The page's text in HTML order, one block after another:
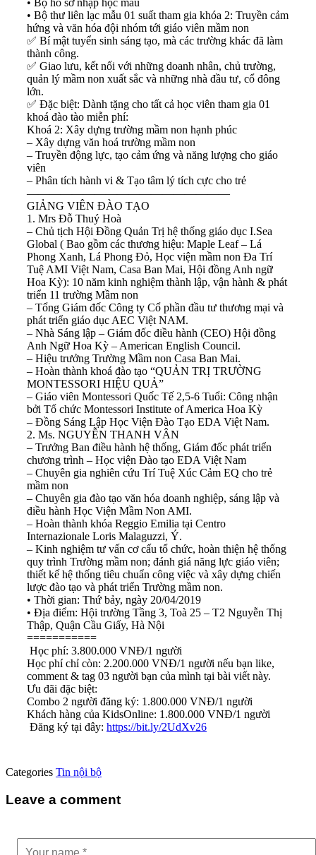
• Bộ thư liên lạc mẫu 01 suất tham gia khóa 2: Truyền cảm
hứng và văn hóa đội nhóm tới giáo viên mầm non
✅ Bí mật tuyển sinh sáng tạo, mà các trường khác đã làm
thành công.
✅ Giao lưu, kết nối với những doanh nhân, chủ trường,
quản lý mầm non xuất sắc và những nhà đầu tư, cổ đông
lớn.
✅ Đặc biệt: Dành tặng cho tất cả học viên tham gia 01
khoá đào tào miễn phí:
Khoá 2: Xây dựng trường mầm non hạnh phúc
– Xây dựng văn hoá trường mầm non
– Truyền động lực, tạo cảm ứng và năng lượng cho giáo
viên
– Phân tích hành vi & Tạo tâm lý tích cực cho trẻ
——————————————————
GIẢNG VIÊN ĐÀO TẠO
1. Mrs Đỗ Thuý Hoà
– Chủ tịch Hội Đồng Quản Trị hệ thống giáo dục I.Sea
Global ( Bao gồm các thương hiệu: Maple Leaf – Lá
Phong Xanh, Lá Phong Đỏ, Học viện mầm non Đa Trí
Tuệ AMI Việt Nam, Casa Ban Mai, Hội đồng Anh ngữ
Hoa Kỳ): 10 năm kinh nghiệm thành lập, vận hành & phát
triển 11 trường Mầm non
– Tổng Giám đốc Công ty Cổ phần đầu tư thương mại và
phát triển giáo dục AEC Việt NAM.
– Nhà Sáng lập – Giám đốc điều hành (CEO) Hội đồng
Anh Ngữ Hoa Kỳ – American English Council.
– Hiệu trưởng Trường Mầm non Casa Ban Mai.
– Hoàn thành khoá đào tạo “QUẢN TRỊ TRƯỜNG
MONTESSORI HIỆU QUẢ”
– Giáo viên Montessori Quốc Tế 2,5-6 Tuổi: Công nhận
bởi Tổ chức Montessori Institute of America Hoa Kỳ
– Đồng Sáng Lập Học Viện Đào Tạo EDA Việt Nam.
2. Ms. NGUYỄN THANH VÂN
– Trưởng Ban điều hành hệ thống, Giám đốc phát triển
chương trình – Học viện Đào tạo EDA Việt Nam
– Chuyên gia nghiên cứu Trí Tuệ Xúc Cảm EQ cho trẻ
mầm non
– Chuyên gia đào tạo văn hóa doanh nghiệp, sáng lập và
điều hành Học Viện Mầm Non AMI.
– Hoàn thành khóa Reggio Emilia tại Centro
Internazionale Loris Malaguzzi, Ý.
– Kinh nghiệm tư vấn cơ cấu tổ chức, hoàn thiện hệ thống
quy trình Trường mầm non; đánh giá năng lực giáo viên;
thiết kế hệ thống tiêu chuẩn công việc và xây dựng chiến
lược đào tạo và phát triển Trường mầm non.
• Thời gian: Thứ bảy, ngày 20/04/2019
• Địa điểm: Hội trường Tầng 3, Toà 25 – T2 Nguyễn Thị
Thập, Quận Cầu Giấy, Hà Nội
===========
Học phí: 3.800.000 VNĐ/1 người
Học phí chỉ còn: 2.200.000 VNĐ/1 người nếu bạn like,
comment & tag 03 người bạn của mình tại bài viết này.
Ưu đãi đặc biệt:
Combo 2 người đăng ký: 1.800.000 VNĐ/1 người
Khách hàng của KidsOnline: 1.800.000 VNĐ/1 người
Đăng ký tại đây: https://bit.ly/2UdXv26
Categories Tin nội bộ
Leave a comment